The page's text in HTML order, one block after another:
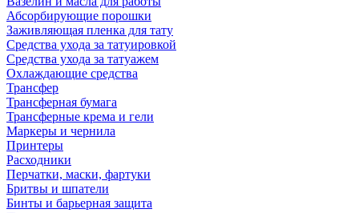
Абсорбирующие порошки
Заживляющая пленка для тату
Средства ухода за татуировкой
Средства ухода за татуажем
Охлаждающие средства
Трансфер
Трансферная бумага
Трансферные крема и гели
Маркеры и чернила
Принтеры
Расходники
Перчатки, маски, фартуки
Бритвы и шпатели
Бинты и барьерная защита